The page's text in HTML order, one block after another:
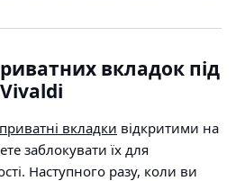
вкладок під
приватні вкладки відкритими на
заблокувати їх для
Наступного разу, коли ви